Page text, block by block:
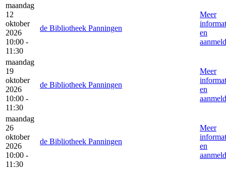
maandag
12
oktober
2026
10:00 -
11:30
de Bibliotheek Panningen
Meer
en
maandag
19
oktober
2026
10:00 -
11:30
de Bibliotheek Panningen
Meer
en
maandag
26
oktober
2026
10:00 -
11:30
de Bibliotheek Panningen
Meer
en